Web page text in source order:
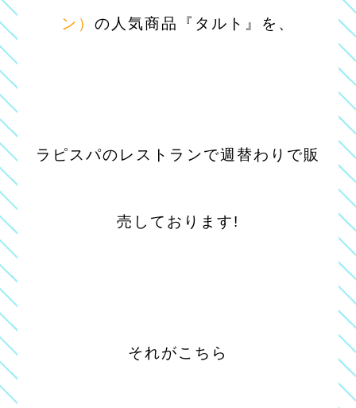
ン） の人気商品『タルト』を、
ラピスパのレストランで週替わりで販
売しております!
それがこちら